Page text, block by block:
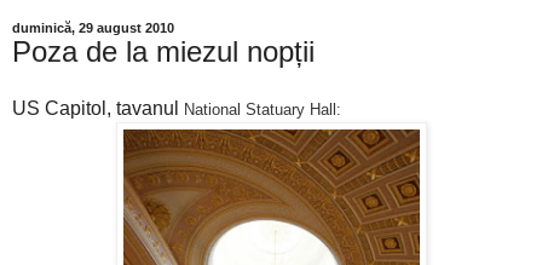
duminică, 29 august 2010
Poza de la miezul nopții
US Capitol, tavanul National Statuary Hall: